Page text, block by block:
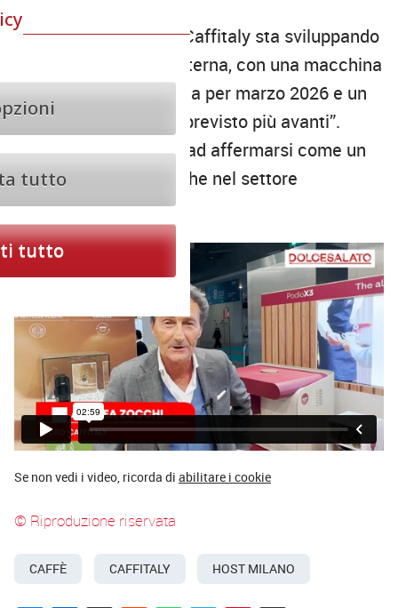
“Oltre a questa linea, Caffitaly sta sviluppando
una propria gamma interna, con una macchina
a gruppo singolo pronta per marzo 2026 e un
modello a due gruppi previsto più avanti”.
Caffitaly è ora pronta ad affermarsi come un
player importante anche nel settore
professionale.
Se non vedi i video, ricorda di abilitare i cookie
© Riproduzione riservata
CAFFÈ CAFFITALY HOST MILANO
tutto
tutto